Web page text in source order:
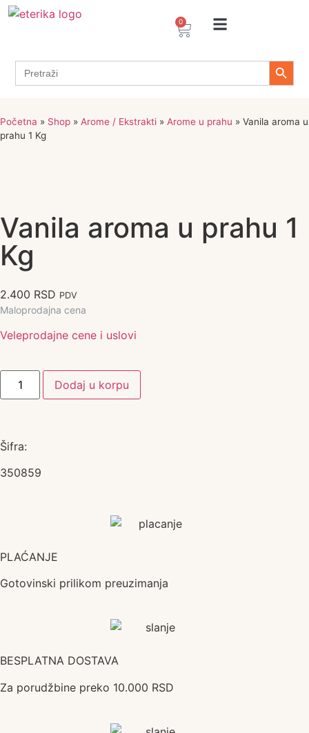
0
Search
for:
Search
Početna » Shop » Arome / Ekstrakti » Arome u prahu » Vanila aroma u
prahu 1 Kg
Vanila aroma u prahu 1
Kg
2.400 RSD PDV
Maloprodajna cena
Veleprodajne cene i uslovi
Dodaj u korpu
Šifra:
350859
PLAĆANJE
Gotovinski prilikom preuzimanja
BESPLATNA DOSTAVA
Za porudžbine preko 10.000 RSD